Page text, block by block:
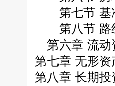
第七节 基
第八节 路
第六章 流动
第七章 无形资
第八章 长期